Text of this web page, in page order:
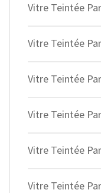
Vitre Teintée
Vitre Teintée
Vitre Teintée
Vitre Teintée
Vitre Teintée
Vitre Teintée